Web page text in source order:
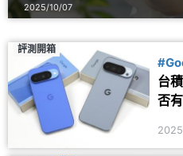
2025/10/07
評測開箱
台
否